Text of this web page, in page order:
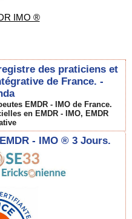
IMO ®
des praticiens et
de France. -
EMDR - IMO de France.
en EMDR - IMO, EMDR
- IMO ® 3 Jours.